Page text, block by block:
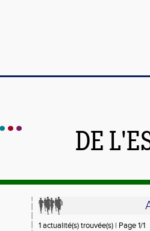
DE
1 actualité(s) trouvée(s) | Page 1/1